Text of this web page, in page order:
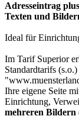
Adresseintrag
Texten und
Ideal für
Im Tarif Superior
Standardtarifs
"
Ihre eigene Seite
Einrichtung,
mehreren Bildern